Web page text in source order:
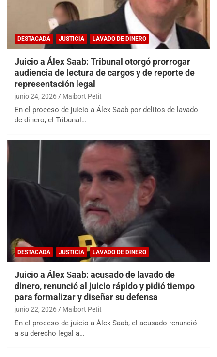
DESTACADA JUSTICIA LAVADO DE DINERO
Juicio a Álex Saab: Tribunal otorgó prorrogar
audiencia de lectura de cargos y de reporte de
representación legal
junio 24, 2026 Maibort Petit
En el proceso de juicio a Álex Saab por delitos de lavado
de dinero, el Tribunal…
DESTACADA JUSTICIA LAVADO DE DINERO
Juicio a Álex Saab: acusado de lavado de
dinero, renunció al juicio rápido y pidió tiempo
para formalizar y diseñar su defensa
junio 22, 2026 Maibort Petit
En el proceso de juicio a Álex Saab, el acusado renunció
a su derecho legal a…